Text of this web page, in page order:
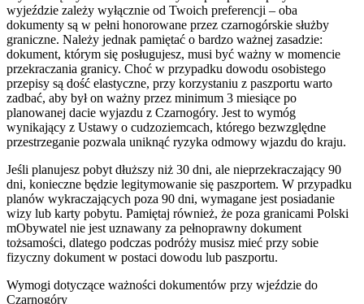
wyjeździe zależy wyłącznie od Twoich preferencji – oba
dokumenty są w pełni honorowane przez czarnogórskie służby
graniczne. Należy jednak pamiętać o bardzo ważnej zasadzie:
dokument, którym się posługujesz, musi być ważny w momencie
przekraczania granicy. Choć w przypadku dowodu osobistego
przepisy są dość elastyczne, przy korzystaniu z paszportu warto
zadbać, aby był on ważny przez minimum 3 miesiące po
planowanej dacie wyjazdu z Czarnogóry. Jest to wymóg
wynikający z Ustawy o cudzoziemcach, którego bezwzględne
przestrzeganie pozwala uniknąć ryzyka odmowy wjazdu do kraju.
Jeśli planujesz pobyt dłuższy niż 30 dni, ale nieprzekraczający 90
dni, konieczne będzie legitymowanie się paszportem. W przypadku
planów wykraczających poza 90 dni, wymagane jest posiadanie
wizy lub karty pobytu. Pamiętaj również, że poza granicami Polski
mObywatel nie jest uznawany za pełnoprawny dokument
tożsamości, dlatego podczas podróży musisz mieć przy sobie
fizyczny dokument w postaci dowodu lub paszportu.
Wymogi dotyczące ważności dokumentów przy wjeździe do
Czarnogóry